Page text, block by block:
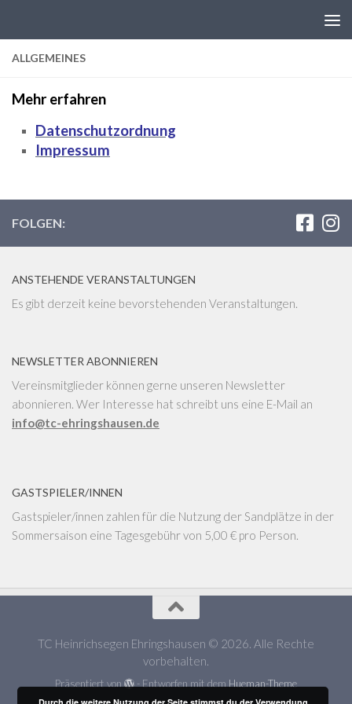
ALLGEMEINES
Mehr erfahren
Datenschutzordnung
Impressum
FOLGEN:
ANSTEHENDE VERANSTALTUNGEN
Es gibt derzeit keine bevorstehenden Veranstaltungen.
NEWSLETTER ABONNIEREN
Vereinsmitglieder können gerne unseren Newsletter
abonnieren. Wer Interesse hat schreibt uns eine E-Mail an
info@tc-ehringshausen.de
GASTSPIELER/INNEN
Gastspieler/innen zahlen für die Nutzung der Sandplätze in der
Sommersaison eine Tagesgebühr von 5,00 € pro Person.
TC Heinrichsegen Ehringshausen © 2026. Alle Rechte
vorbehalten.
Präsentiert von - Entworfen mit dem Hueman-Theme